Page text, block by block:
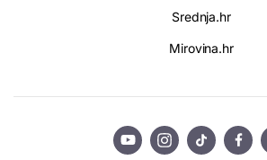
Srednja.hr
Mirovina.hr